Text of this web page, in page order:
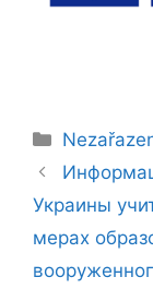
Rubriky
Украины
мерах